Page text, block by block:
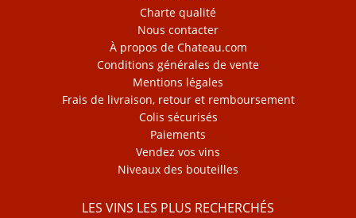
Charte qualité
Nous contacter
À propos de Chateau.com
Conditions générales de vente
Mentions légales
Frais de livraison, retour et remboursement
Colis sécurisés
Paiements
Vendez vos vins
Niveaux des bouteilles
LES VINS LES PLUS RECHERCHÉS